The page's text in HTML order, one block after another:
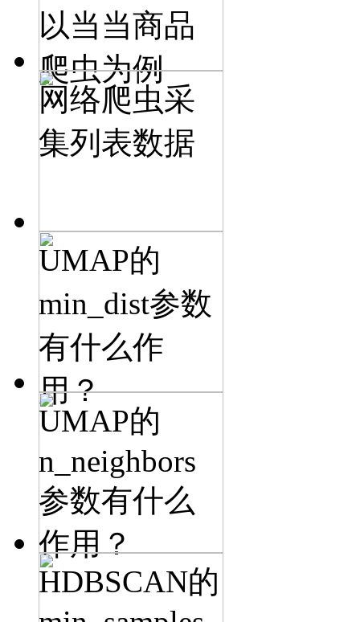
以当当商品
爬虫为例
网络爬虫采
集列表数据
UMAP的
min_dist参数
有什么作
用？
UMAP的
n_neighbors
参数有什么
作用？
HDBSCAN的